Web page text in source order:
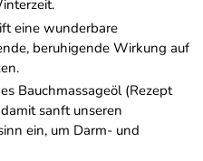
eine wunderbare
beruhigende Wirkung auf
Bauchmassageöl (Rezept
sanft unseren
ein, um Darm- und